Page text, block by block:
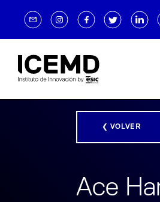
❮ VOLVER
Ace